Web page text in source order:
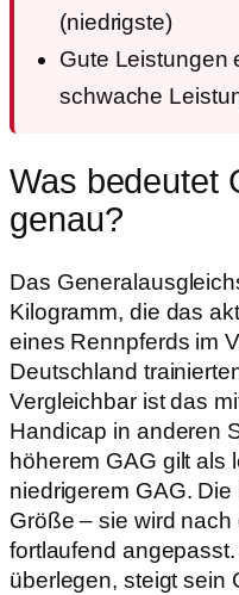
(niedrigste)
Gute Leistungen
schwache
Was bedeutet
genau?
Das
Kilogramm, die das
eines Rennpferds im
Deutschland
Vergleichbar ist das
Handicap in anderen
höherem GAG gilt als
niedrigerem GAG.
Größe – sie wird
fortlaufend
überlegen, steigt sein